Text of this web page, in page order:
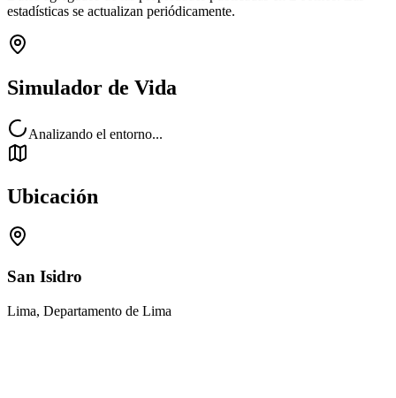
estadísticas se actualizan periódicamente.
Simulador de Vida
Analizando el entorno...
Ubicación
San Isidro
Lima, Departamento de Lima